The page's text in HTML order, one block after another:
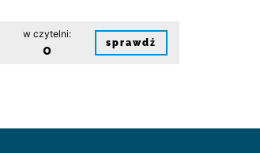
w czytelni:
0 sprawdź